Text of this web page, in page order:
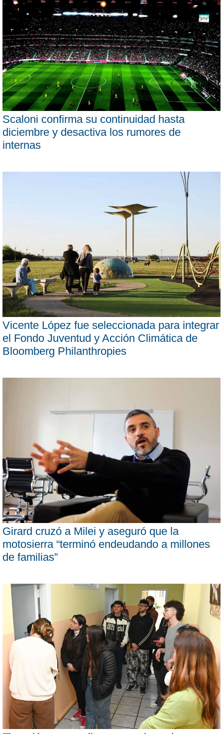
Scaloni confirma su continuidad hasta
diciembre y desactiva los rumores de
internas
Vicente López fue seleccionada para integrar
el Fondo Juventud y Acción Climática de
Bloomberg Philanthropies
Girard cruzó a Milei y aseguró que la
motosierra “terminó endeudando a millones
de familias”